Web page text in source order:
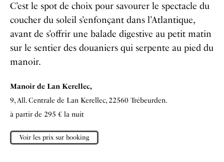
C’est le spot de choix pour savourer le spectacle du
coucher du soleil s’enfonçant dans l’Atlantique,
avant de s’offrir une balade digestive au petit matin
sur le sentier des douaniers qui serpente au pied du
manoir.
Manoir de Lan Kerellec,
9, All. Centrale de Lan Kerellec,22560 Trébeurden.
à partir de 295 € la nuit
Voir les prix sur booking